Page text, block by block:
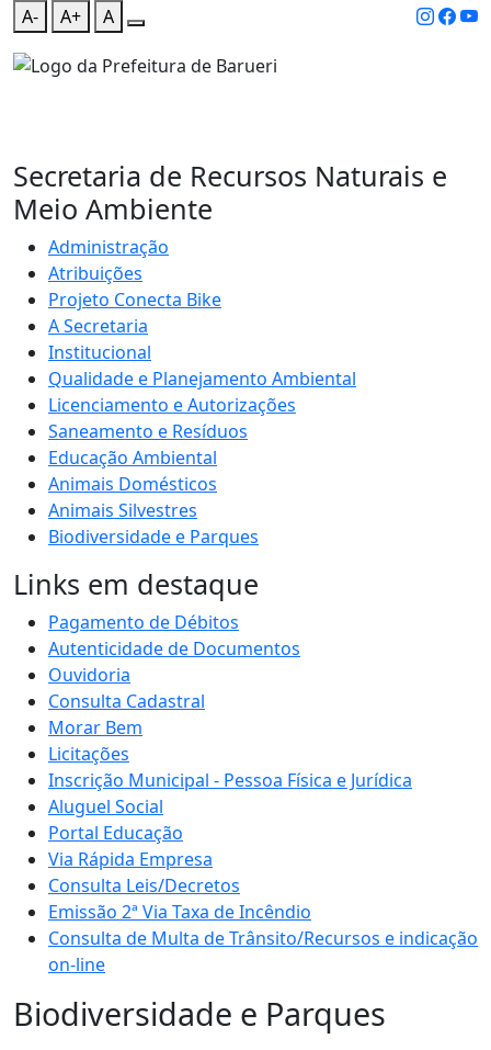
A- A+ A
Secretaria de Recursos Naturais e
Meio Ambiente
Administração
Atribuições
Projeto Conecta Bike
A Secretaria
Institucional
Qualidade e Planejamento Ambiental
Licenciamento e Autorizações
Saneamento e Resíduos
Educação Ambiental
Animais Domésticos
Animais Silvestres
Biodiversidade e Parques
Links em destaque
Pagamento de Débitos
Autenticidade de Documentos
Ouvidoria
Consulta Cadastral
Morar Bem
Licitações
Inscrição Municipal - Pessoa Física e Jurídica
Aluguel Social
Portal Educação
Via Rápida Empresa
Consulta Leis/Decretos
Emissão 2ª Via Taxa de Incêndio
Consulta de Multa de Trânsito/Recursos e indicação
on-line
Biodiversidade e Parques